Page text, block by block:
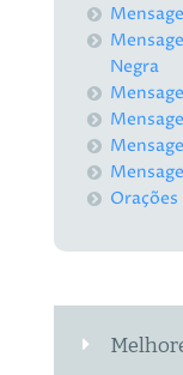
Negra
Orações